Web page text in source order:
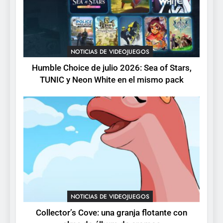
pack
Collector’s Cove: una granja
flotante con alma de álbum
de cromos
NOTICIAS DE VIDEOJUEGOS
Palworld 1.0: fecha,
cambios y todo lo que llega
con el lanzamiento
completo
NOTICIAS DE VIDEOJUEGOS
5
Mistbound: Guild Wars
tendrá su primer CCG digital
para PC y móviles
NOTICIAS DE VIDEOJUEGOS
NOTICIAS DE VIDEOJUEGOS
Humble Choice de julio 2026: Sea of Stars,
TUNIC y Neon White en el mismo pack
NOTICIAS DE VIDEOJUEGOS
Collector’s Cove: una granja flotante con